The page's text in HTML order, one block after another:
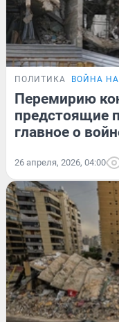
ПОЛИТИКА ВОЙНА
Перемирию
предстоящие
главное о
26 апреля, 2026, 04:00